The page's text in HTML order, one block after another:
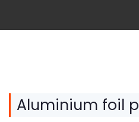
Aluminium foil